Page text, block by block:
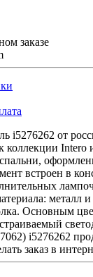
заказе
i5276262 от
коллекции Intero
встроен в
металл
Основным
i5276262
заказ в